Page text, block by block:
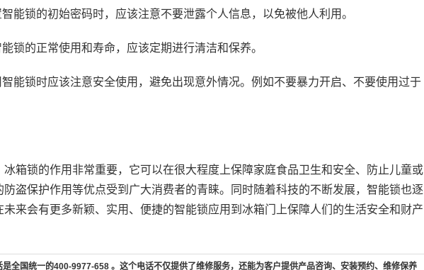
锁的初始密码时，应该注意不要泄露个人信息，以免被他人利用。
的正常使用和寿命，应该定期进行清洁和保养。
锁时应该注意安全使用，避免出现意外情况。例如不要暴力开启、不要使用过于
锁的作用非常重要，它可以在很大程度上保障家庭食品卫生和安全、防止儿童或
盗保护作用等优点受到广大消费者的青睐。同时随着科技的不断发展，智能锁也逐
来会有更多新颖、实用、便捷的智能锁应用到冰箱门上保障人们的生活安全和财产
全国统一的400-9977-658 。这个电话不仅提供了维修服务，还能为客户提供产品咨询、安装预约、维修保养